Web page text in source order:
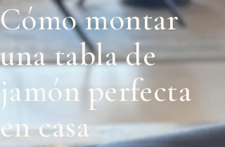
Cómo montar
una tabla de
jamón perfecta
en casa